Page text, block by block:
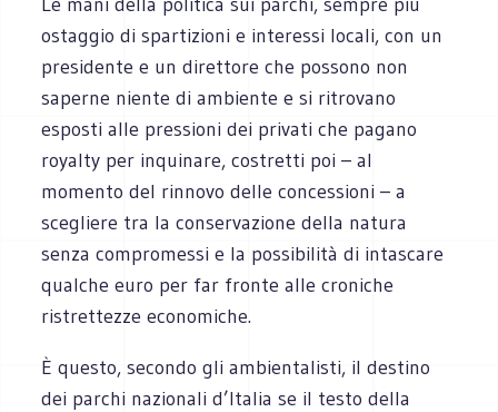
ostaggio di spartizioni e interessi locali, con un
presidente e un direttore che possono non
saperne niente di ambiente e si ritrovano
esposti alle pressioni dei privati che pagano
royalty per inquinare, costretti poi – al
momento del rinnovo delle concessioni – a
scegliere tra la conservazione della natura
senza compromessi e la possibilità di intascare
qualche euro per far fronte alle croniche
ristrettezze economiche.
È questo, secondo gli ambientalisti, il destino
dei parchi nazionali d’Italia se il testo della